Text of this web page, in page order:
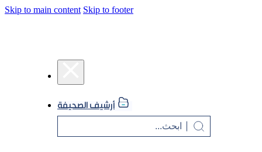
Skip to main content Skip to footer
أرشيف الصحيفة